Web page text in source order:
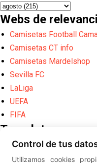
Webs de
Camisetas Football
Camisetas CT info
Camisetas Mardelshop
Sevilla FC
LaLiga
UEFA
FIFA
Translate
Powered by Translate
Control de tus
Utilizamos cookies